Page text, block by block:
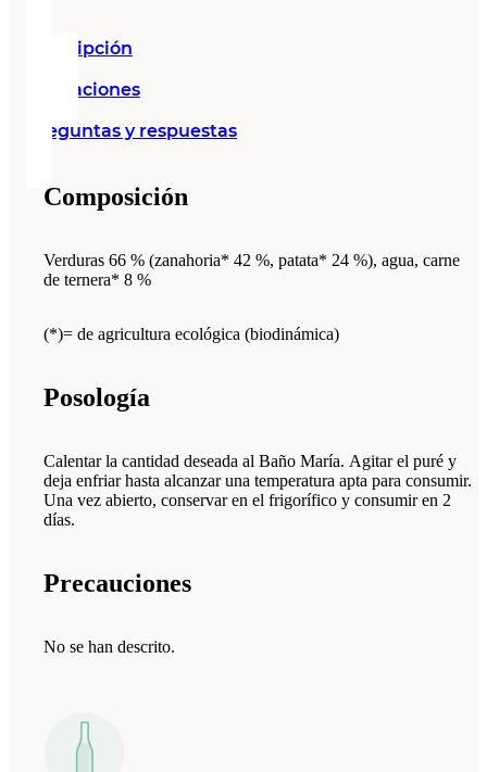
Descripción
Valoraciones
Preguntas y respuestas
Composición
Verduras 66 % (zanahoria* 42 %, patata* 24 %), agua, carne
de ternera* 8 %
(*)= de agricultura ecológica (biodinámica)
Posología
Calentar la cantidad deseada al Baño María. Agitar el puré y
deja enfriar hasta alcanzar una temperatura apta para consumir.
Una vez abierto, conservar en el frigorífico y consumir en 2
días.
Precauciones
No se han descrito.